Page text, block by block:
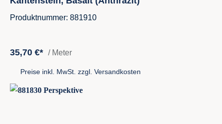
Produktnummer: 881910
35,70 €* / Meter
Preise inkl. MwSt. zzgl. Versandkosten